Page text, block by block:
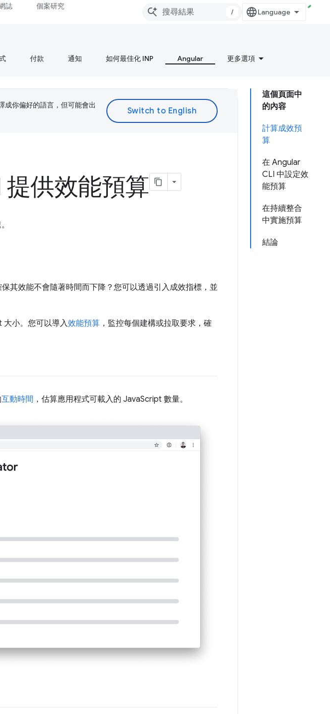
誌 個案研究
/
付款 通知 如何最佳化 INP Angular 更多選項
這個頁面中
的內容
計算成效預
算
在 Angular
CLI 中設定效
能預算
在持續整合
中實施預算
結論
成你偏好的語言，但可能會出
供效能預算
其效能不會隨著時間而下降？您可以透過引入成效指標，並
大小。您可以導入效能預算 ，監控每個建構或拉取要求，確
互動時間 ，估算應用程式可載入的 JavaScript 數量。